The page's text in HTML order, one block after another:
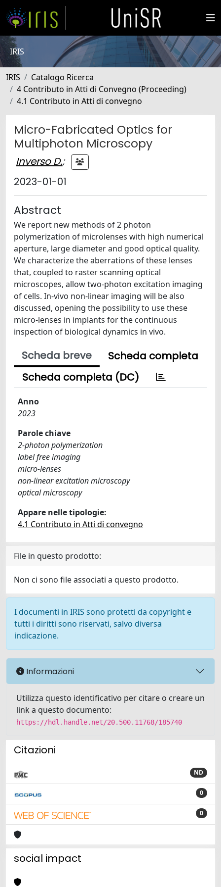
IRIS
IRIS
Catalogo Ricerca
4 Contributo in Atti di Convegno (Proceeding)
4.1 Contributo in Atti di convegno
Micro-Fabricated Optics for
Multiphoton Microscopy
Inverso D.;
2023-01-01
Abstract
We report new methods of 2 photon
polymerization of microlenses with high numerical
aperture, large diameter and good optical quality.
We characterize the aberrations of these lenses
that, coupled to raster scanning optical
microscopes, allow two-photon excitation imaging
of cells. In-vivo non-linear imaging will be also
discussed, opening the possibility to use these
micro-lenses in implants for the continuous
inspection of biological dynamics in vivo.
Scheda breve
Scheda completa
Scheda completa (DC)
Anno
2023
Parole chiave
2-photon polymerization
label free imaging
micro-lenses
non-linear excitation microscopy
optical microscopy
Appare nelle tipologie:
4.1 Contributo in Atti di convegno
File in questo prodotto:
Non ci sono file associati a questo prodotto.
I documenti in IRIS sono protetti da copyright e
tutti i diritti sono riservati, salvo diversa
indicazione.
Informazioni
Utilizza questo identificativo per citare o creare un
link a questo documento:
https://hdl.handle.net/20.500.11768/185740
Citazioni
ND
0
0
social impact